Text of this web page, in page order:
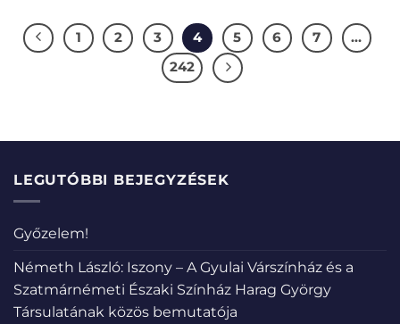
1 2 3 4 5 6 7
…
242
LEGUTÓBBI BEJEGYZÉSEK
Győzelem!
Németh László: Iszony – A Gyulai Várszínház és a
Szatmárnémeti Északi Színház Harag György
Társulatának közös bemutatója